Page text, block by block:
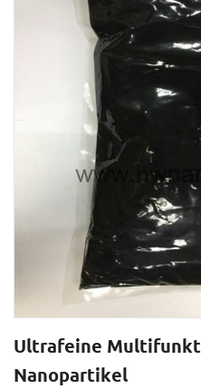
Ultrafeine
Nanopartikel